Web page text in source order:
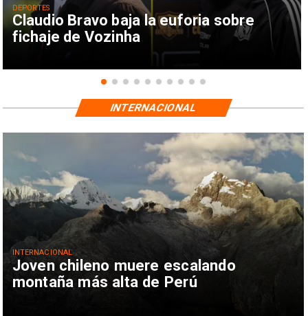
Claudio Bravo baja la euforia sobre
fichaje de Vozinha
DEPORTES
Joven chileno muere escalando
montaña más alta de Perú
INTERNACIONAL
INTERNACIONAL